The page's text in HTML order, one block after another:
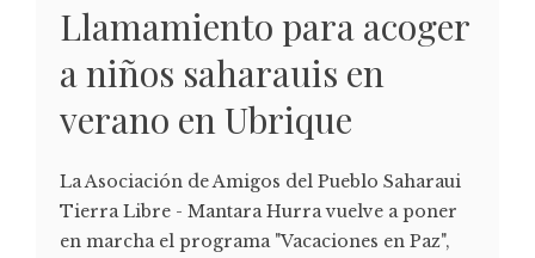
Llamamiento para acoger
a niños saharauis en
verano en Ubrique
La Asociación de Amigos del Pueblo Saharaui
Tierra Libre - Mantara Hurra vuelve a poner
en marcha el programa "Vacaciones en Paz",